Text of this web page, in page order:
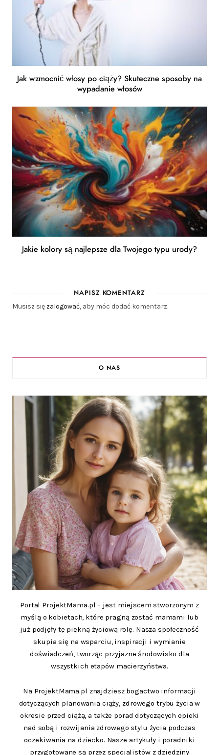
Jak wzmocnić włosy po ciąży? Skuteczne sposoby na
wypadanie włosów
Jakie kolory są najlepsze dla Twojego typu urody?
NAPISZ KOMENTARZ
Musisz się zalogować, aby móc dodać komentarz.
O NAS
Portal ProjektMama.pl – jest miejscem stworzonym z
myślą o kobietach, które pragną zostać mamami lub
już podjęły tę piękną życiową rolę. Nasza społeczność
skupia się na wsparciu, inspiracji i wymianie
doświadczeń, tworząc przyjazne środowisko dla
wszystkich etapów macierzyństwa.
Na ProjektMama.pl znajdziesz bogactwo informacji
dotyczących planowania ciąży, zdrowego trybu życia w
okresie przed ciążą, a także porad dotyczących opieki
nad sobą i rozwijania zdrowego stylu życia podczas
oczekiwania na dziecko. Nasze artykuły i poradniki
przygotowane są przez specjalistów z dziedziny